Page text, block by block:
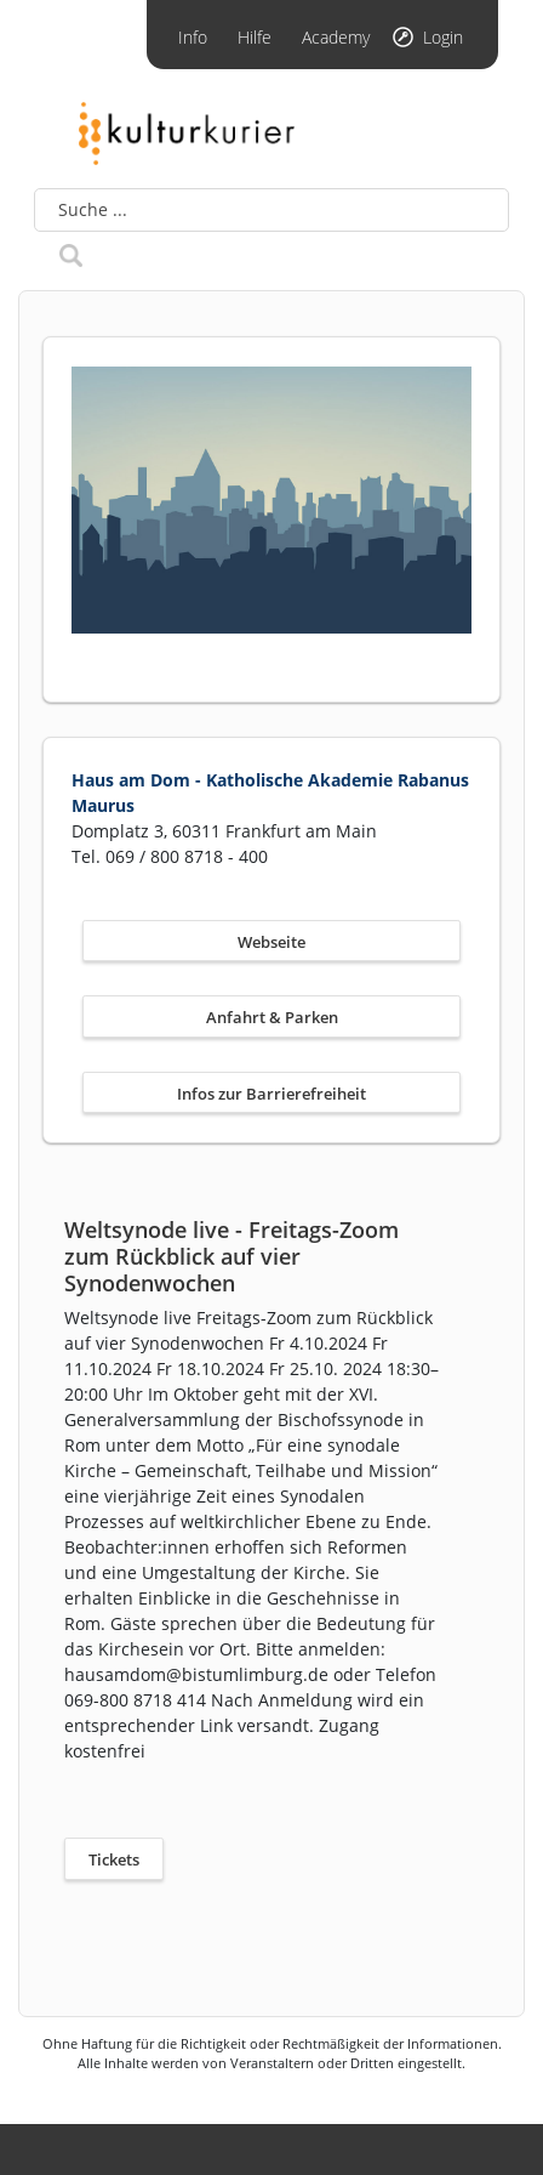
Info Hilfe Academy Login
Haus am Dom - Katholische Akademie Rabanus
Maurus
Domplatz 3, 60311 Frankfurt am Main
Tel. 069 / 800 8718 - 400
Webseite
Anfahrt & Parken
Infos zur Barrierefreiheit
Weltsynode live - Freitags-Zoom
zum Rückblick auf vier
Synodenwochen
Weltsynode live Freitags-Zoom zum Rückblick
auf vier Synodenwochen Fr 4.10.2024 Fr
11.10.2024 Fr 18.10.2024 Fr 25.10. 2024 18:30–
20:00 Uhr Im Oktober geht mit der XVI.
Generalversammlung der ­Bischofssynode in
Rom unter dem Motto „Für eine synodale
Kirche – Gemeinschaft, Teilhabe und Mission“
eine vierjährige Zeit eines Synodalen
Prozesses auf weltkirchlicher Ebene zu Ende.
Beobachter:innen erhoffen sich Reformen
und eine Umgestaltung der Kirche. Sie
erhalten Einblicke in die Geschehnisse in
Rom. Gäste sprechen über die Bedeutung für
das Kirchesein vor Ort. Bitte anmelden:
hausamdom@bistumlimburg.de oder Telefon
069-800 8718 414 Nach Anmeldung wird ein
entsprechender Link versandt. Zugang
kostenfrei
Tickets
Ohne Haftung für die Richtigkeit oder Rechtmäßigkeit der Informationen.
Alle Inhalte werden von Veranstaltern oder Dritten eingestellt.